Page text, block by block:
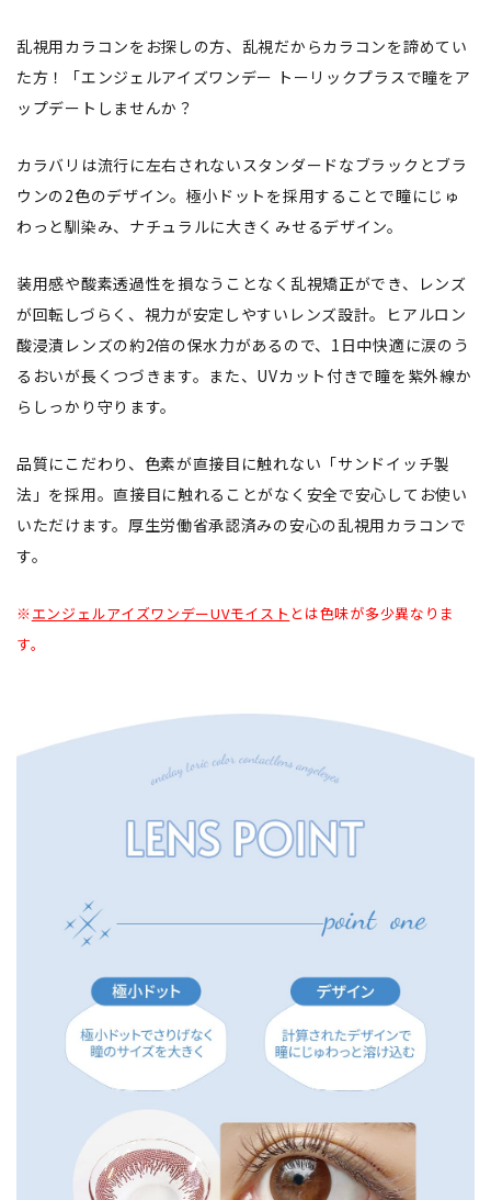
乱視用カラコンをお探しの方、乱視だからカラコンを諦めてい
た方！「エンジェルアイズワンデー トーリックプラスで瞳をア
ップデートしませんか？
カラバリは流行に左右されないスタンダードなブラックとブラ
ウンの2色のデザイン。極小ドットを採用することで瞳にじゅ
わっと馴染み、ナチュラルに大きくみせるデザイン。
装用感や酸素透過性を損なうことなく乱視矯正ができ、レンズ
が回転しづらく、視力が安定しやすいレンズ設計。ヒアルロン
酸浸漬レンズの約2倍の保水力があるので、1日中快適に涙のう
るおいが長くつづきます。また、UVカット付きで瞳を紫外線か
らしっかり守ります。
品質にこだわり、色素が直接目に触れない「サンドイッチ製
法」を採用。直接目に触れることがなく安全で安心してお使い
いただけます。厚生労働省承認済みの安心の乱視用カラコンで
す。
※ エンジェルアイズワンデーUVモイスト とは色味が多少異なりま
す。